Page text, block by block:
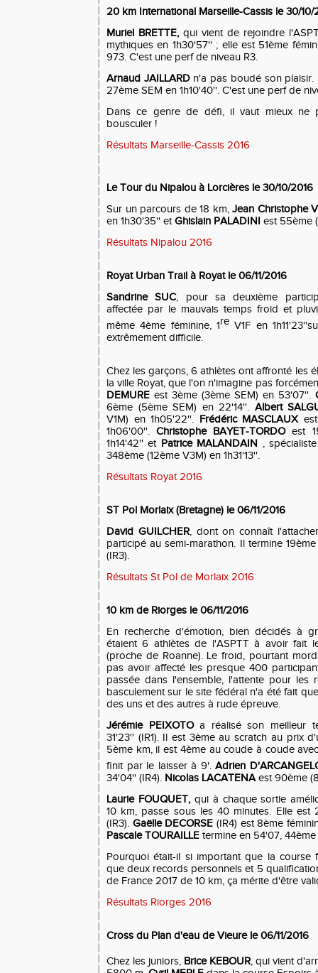
20 km International Marseille-Cassis le 30/10/
Muriel BRETTE,qui vient de rejoindre
mythiques en 1h30'57'' ; elle est 51ème
973. C'est une perf de niveau R3.
Arnaud JAILLARD n'a pas boudé son plaisir.
27ème SEM en 1h10'40''. C'est une perf de
Dans ce genre de défi, il vaut mieux ne
bousculer !
Résultats Marseille-Cassis 2016
Le Tour du Nipalou à Lorcières le 30/10/2016
Sur un parcours de 18 km,Jean Christophe
en 1h30'35'' etGhislain PALADINI est 55ème
Résultats Nipalou 2016
Royat Urban Trail à Royat le 06/11/2016
Sandrine SUC, pour sa deuxième
affectée par le mauvais temps froid et
même 4ème féminine, 1re V1F en
extrêmement difficile.
Chez les garçons, 6 athlètes ont affronté les
la ville Royat, que l'on n'imagine pas
DEMURE est 3ème (3ème SEM) en 53'07''.
6ème (5ème SEM) en 22'14''. Albert
V1M) en 1h05'22''. Frédéric MASCLAUXest
1h06'00''.Christophe BAYET-TORDOest
1h14'42'' et Patrice MALANDAIN ,
348ème (12ème V3M) en 1h31'13''.
Résultats Royat 2016
ST Pol Morlaix (Bretagne) le 06/11/2016
David GUILCHER, dont on connaît
participé au semi-marathon. Il termine
(IR3).
Résultats St Pol de Morlaix 2016
10 km de Riorges le 06/11/2016
En recherche d'émotion, bien décidés à
étaient 6 athlètes de l'ASPTT à avoir fait
(proche de Roanne). Le froid, pourtant
pas avoir affecté les presque 400
passée dans l'ensemble, l'attente pour les
basculement sur le site fédéral n'a été fait
des uns et des autres à rude épreuve.
Jérémie PEIXOTOa réalisé son meilleur
31'23'' (IR1). Il est 3ème au scratch au prix
5ème km, il est 4ème au coude à coude
finit par le laisser à 9'.Adrien D'A
34'04'' (IR4). Nicolas LACATENAest 90ème
Laurie FOUQUET, qui à chaque sortie
10 km, passe sous les 40 minutes. Elle est
(IR3). Gaëlle DECORSE (IR4) est 8ème
Pascale TOURAILLE termine en 54'07,
Pourquoi était-il si important que la course
que deux records personnels et 5
de France 2017 de 10 km, ça mérite d'être
Résultats Riorges 2016
Cross du Plan d'eau de Vieure le 06/11/2016
Chez les juniors, Brice KEBOUR, qui vient